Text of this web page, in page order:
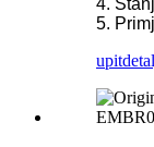
4.
5.
upit